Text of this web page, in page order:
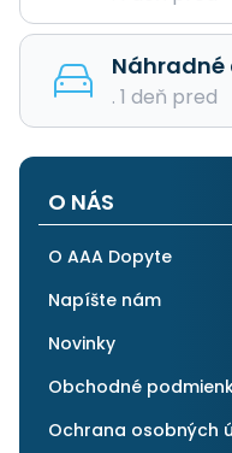
Náhradné
. 1 deň pred
O NÁS
O AAA Dopyte
Napíšte nám
Novinky
Obchodné
Ochrana osobných